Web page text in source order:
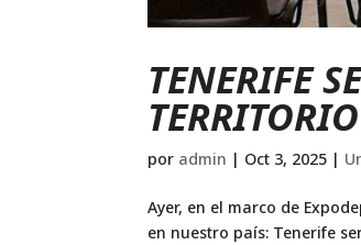
TENERIFE
por admin | Oct 3, 2025 |
Ayer, en el marco de
en nuestro país: Tenerife